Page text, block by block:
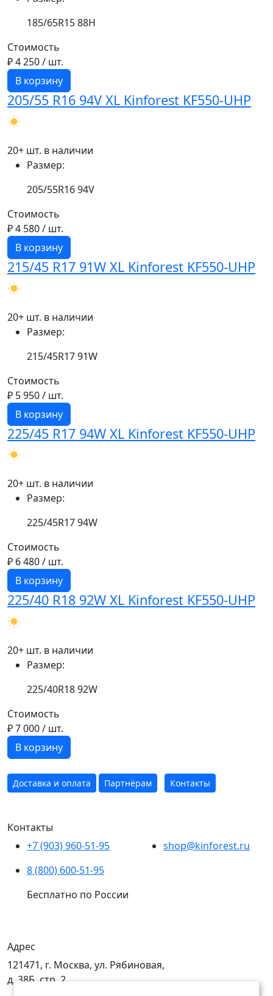
185/65R15 88H
Стоимость
₽ 4 250/ шт.
В корзину
205/55 R16 94V XL Kinforest KF550-UHP
20+ шт. в наличии
Размер:
205/55R16 94V
Стоимость
₽ 4 580/ шт.
В корзину
215/45 R17 91W XL Kinforest KF550-UHP
20+ шт. в наличии
Размер:
215/45R17 91W
Стоимость
₽ 5 950/ шт.
В корзину
225/45 R17 94W XL Kinforest KF550-UHP
20+ шт. в наличии
Размер:
225/45R17 94W
Стоимость
₽ 6 480/ шт.
В корзину
225/40 R18 92W XL Kinforest KF550-UHP
20+ шт. в наличии
Размер:
225/40R18 92W
Стоимость
₽ 7 000/ шт.
В корзину
Доставка и оплата Партнёрам Контакты
Контакты
+7 (903) 960-51-95
8 (800) 600-51-95
Бесплатно по России
shop@kinforest.ru
Адрес
121471, г. Москва, ул. Рябиновая,
д. 38Б, стр. 2